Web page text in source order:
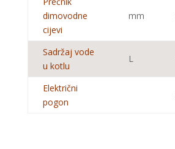
dimovodne
cijevi
mm
Sadržaj vode
u kotlu
L
Električni
pogon